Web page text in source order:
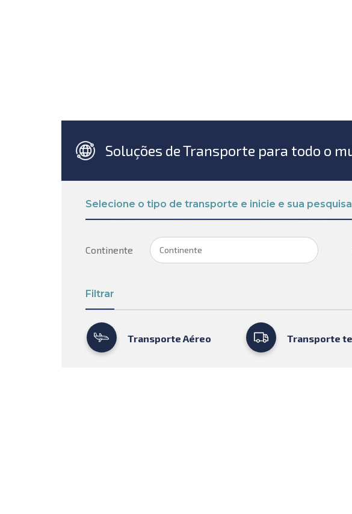
Soluções de Transporte para todo o
Selecione o tipo de transporte e inicie e sua pesquisa
Continente Continente
Filtrar
Transporte Aéreo Transporte